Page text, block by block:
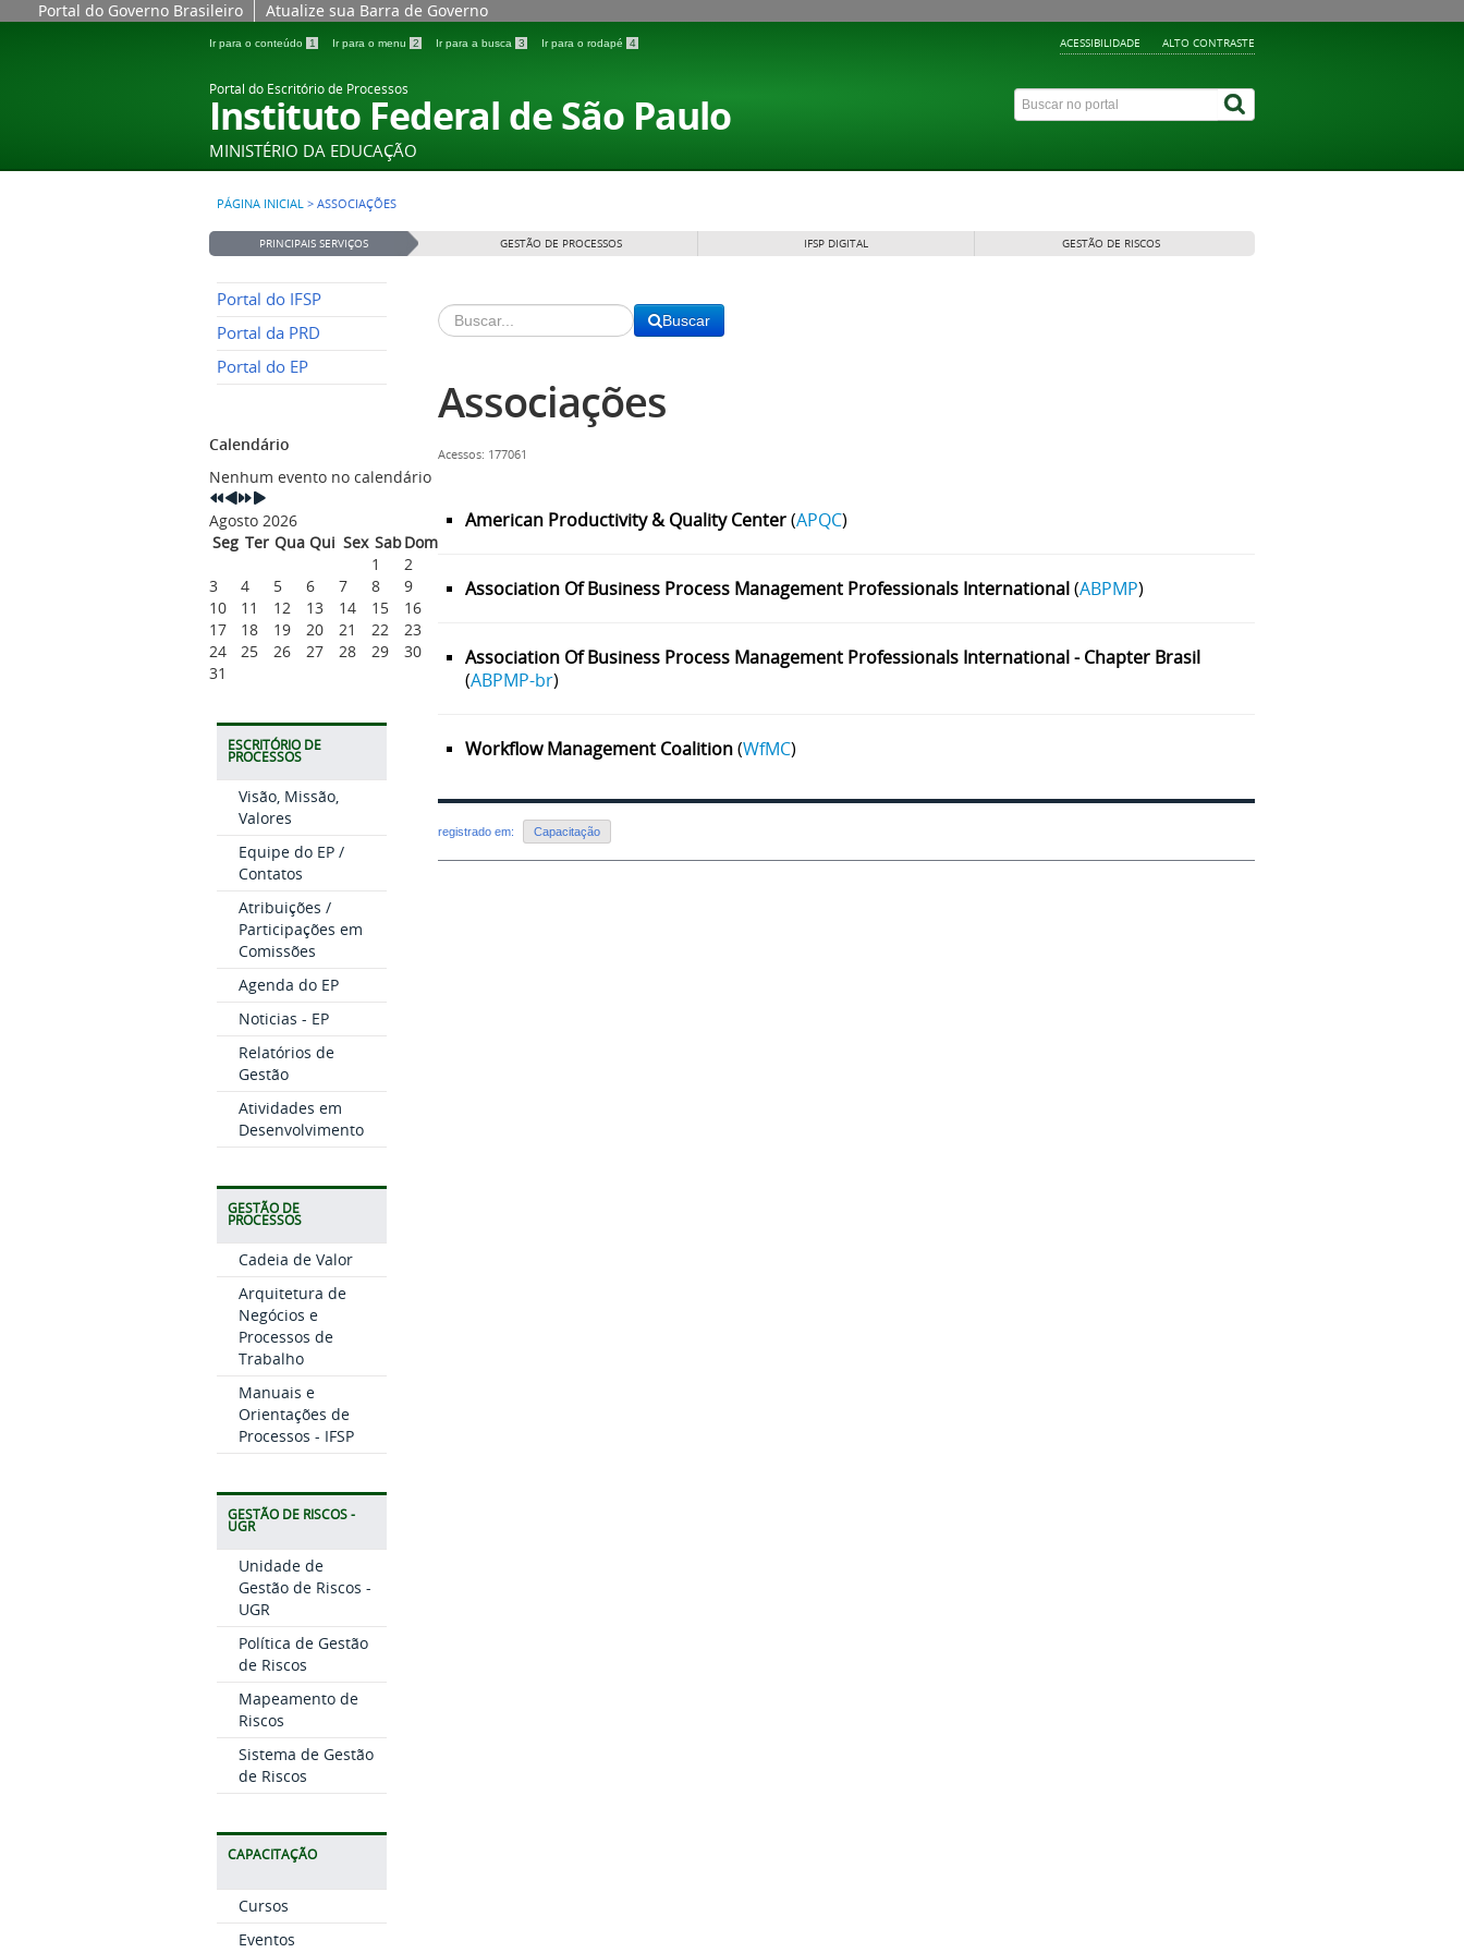
Portal do Governo Brasileiro Atualize sua Barra de Governo
Ir para o conteúdo 1 Ir para o menu 2 Ir para a busca 3 Ir para o rodapé 4 ACESSIBILIDADE ALTO CONTRASTE
Portal do Escritório de Processos
Instituto Federal de São Paulo
MINISTÉRIO DA EDUCAÇÃO
PÁGINA INICIAL > ASSOCIAÇÕES
PRINCIPAIS SERVIÇOS GESTÃO DE PROCESSOS IFSP DIGITAL GESTÃO DE RISCOS
Portal do IFSP
Portal da PRD
Portal do EP
Calendário
Nenhum evento no calendário
Anterior
Anterior
Ano Mês
Agosto 2026
Seg Ter Qua Qui Sex SabDom
1
2
3
4 5 6 7 8
9
10
11 12 13 14 15
16
17
18 19 20 21 22
23
24
25 26 27 28 29
30
31
ESCRITÓRIO DE
PROCESSOS
Visão, Missão,
Valores
Equipe do EP /
Contatos
Atribuições /
Participações em
Comissões
Agenda do EP
Noticias - EP
Relatórios de
Gestão
Atividades em
Desenvolvimento
GESTÃO DE
PROCESSOS
Cadeia de Valor
Arquitetura de
Negócios e
Processos de
Trabalho
Manuais e
Orientações de
Processos - IFSP
GESTÃO DE RISCOS -
UGR
Unidade de
Gestão de Riscos -
UGR
Política de Gestão
de Riscos
Mapeamento de
Riscos
Sistema de Gestão
de Riscos
CAPACITAÇÃO
Cursos
Eventos
Buscar
Associações
Acessos: 177061
American Productivity & Quality Center(APQC)
Association Of Business Process Management Professionals International(ABPMP)
Association Of Business Process Management Professionals International - Chapter Brasil
(ABPMP-br)
Workflow Management Coalition(WfMC)
registrado em: Capacitação